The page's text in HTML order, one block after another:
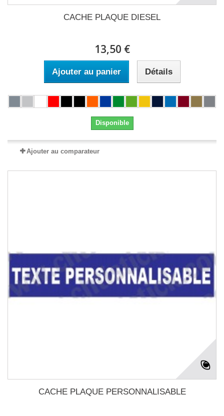
CACHE PLAQUE DIESEL
13,50 €
Ajouter au panier Détails
Disponible
Ajouter au comparateur
CACHE PLAQUE PERSONNALISABLE